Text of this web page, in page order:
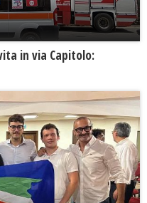
in via Capitolo: